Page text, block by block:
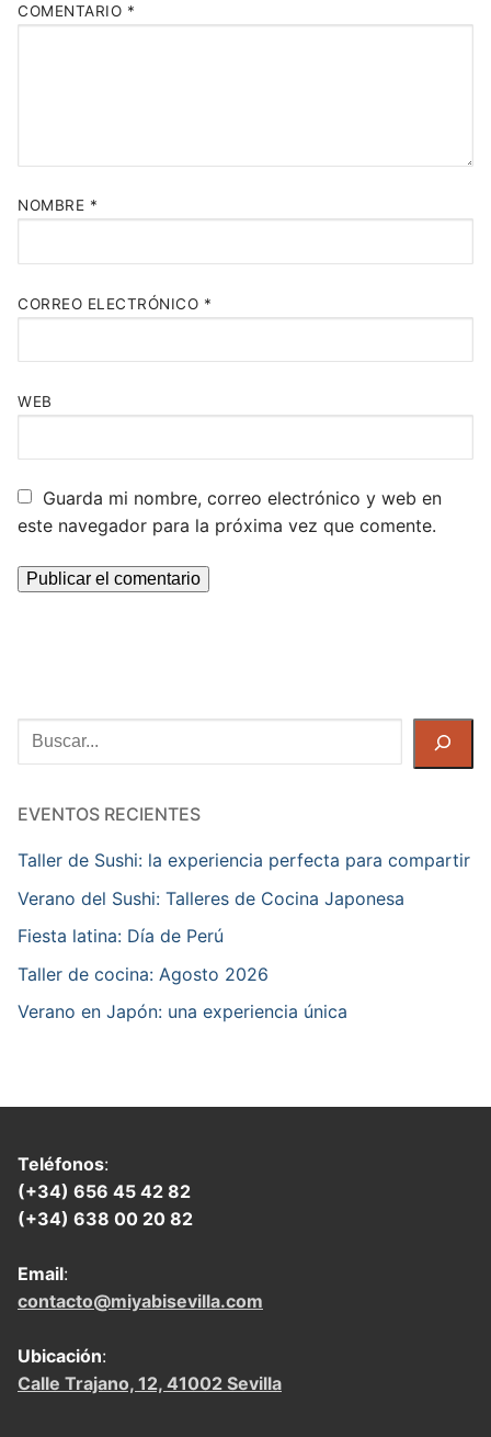
COMENTARIO *
NOMBRE *
CORREO ELECTRÓNICO *
WEB
Guarda mi nombre, correo electrónico y web en
este navegador para la próxima vez que comente.
Buscar
EVENTOS RECIENTES
Taller de Sushi: la experiencia perfecta para compartir
Verano del Sushi: Talleres de Cocina Japonesa
Fiesta latina: Día de Perú
Taller de cocina: Agosto 2026
Verano en Japón: una experiencia única
Teléfonos:
(+34) 656 45 42 82
(+34) 638 00 20 82
Email:
contacto@miyabisevilla.com
Ubicación:
Calle Trajano, 12, 41002 Sevilla